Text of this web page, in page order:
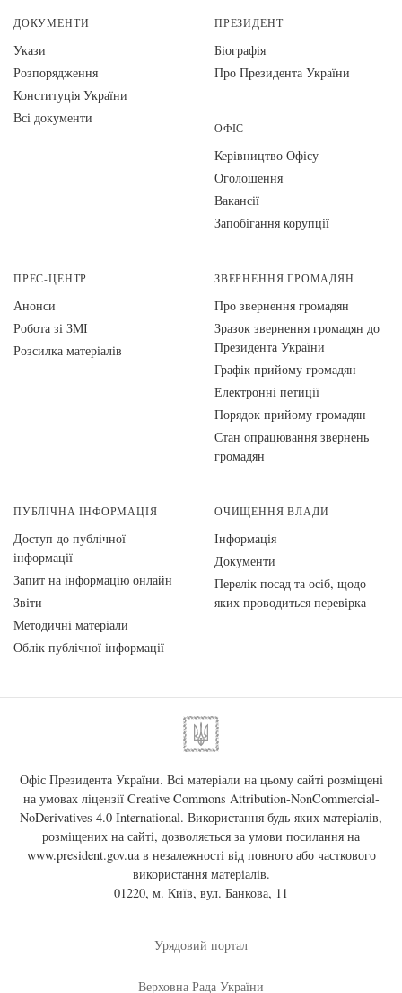
ДОКУМЕНТИ
Укази
Розпорядження
Конституція України
Всі документи
ПРЕЗИДЕНТ
Біографія
Про Президента України
ОФІС
Керівництво Офісу
Оголошення
Вакансії
Запобігання корупції
ПРЕС-ЦЕНТР
Анонси
Робота зі ЗМІ
Розсилка матеріалів
ЗВЕРНЕННЯ ГРОМАДЯН
Про звернення громадян
Зразок звернення громадян до
Президента України
Графік прийому громадян
Електронні петиції
Порядок прийому громадян
Стан опрацювання звернень
громадян
ПУБЛІЧНА ІНФОРМАЦІЯ
Доступ до публічної
інформації
Запит на інформацію онлайн
Звіти
Методичні матеріали
Облік публічної інформації
ОЧИЩЕННЯ ВЛАДИ
Інформація
Документи
Перелік посад та осіб, щодо
яких проводиться перевірка
Офіс Президента України. Всі матеріали на цьому сайті розміщені
на умовах ліцензії Creative Commons Attribution-NonCommercial-
NoDerivatives 4.0 International. Використання будь-яких матеріалів,
розміщених на сайті, дозволяється за умови посилання на
www.president.gov.uaв незалежності від повного або часткового
використання матеріалів.
01220, м. Київ, вул. Банкова, 11
Урядовий портал
Верховна Рада України